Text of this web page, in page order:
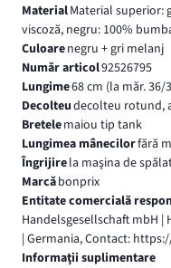
MaterialMaterial superior:
viscoză, negru: 100%
Culoarenegru + gri melanj
Număr articol92526795
Lungime68 cm (la măr. 36/
Decolteudecolteu rotund,
Bretelemaiou tip tank
Lungimea mânecilorfără
Îngrijirela maşina de
Marcăbonprix
Entitate comercială
Handelsgesellschaft mbH |
| Germania, Contact:
Informaţii suplimentare